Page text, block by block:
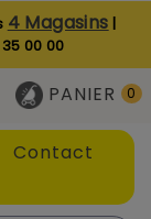
4 Magasins |
00 00
PANIER 0
Contact